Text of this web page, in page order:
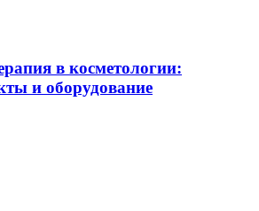
в косметологии:
и оборудование